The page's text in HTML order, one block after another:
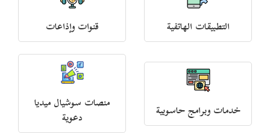
التطبيقات الهاتفية قنوات وإذاعات
خدمات وبرامج حاسوبية
منصات سوشيال ميديا
دعوية